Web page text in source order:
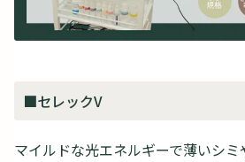
■セレックV
マイルドな光エネルギーで薄いシ